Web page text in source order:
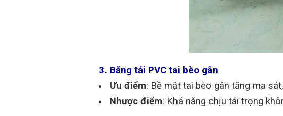
3. Băng tải PVC tai bèo gân
Ưu điểm: Bề mặt tai bèo gân tăng ma
Nhược điểm: Khả năng chịu tải trọng